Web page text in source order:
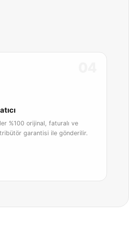
%100 orijinal, faturalı ve
garantisi ile gönderilir.